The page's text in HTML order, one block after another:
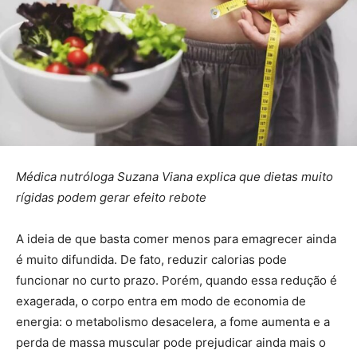
Médica nutróloga Suzana Viana explica que dietas muito
rígidas podem gerar efeito rebote
A ideia de que basta comer menos para emagrecer ainda
é muito difundida. De fato, reduzir calorias pode
funcionar no curto prazo. Porém, quando essa redução é
exagerada, o corpo entra em modo de economia de
energia: o metabolismo desacelera, a fome aumenta e a
perda de massa muscular pode prejudicar ainda mais o